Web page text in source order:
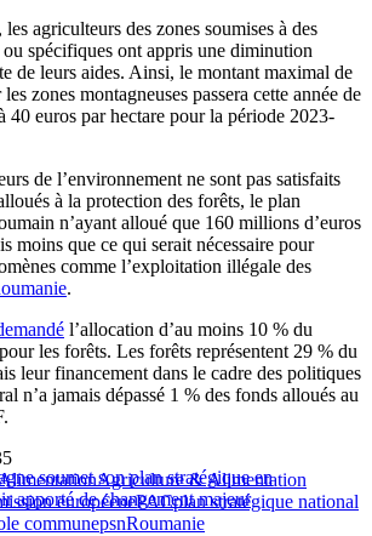
agriculteurs des zones soumises à des
spécifiques ont appris une diminution
de leurs aides. Ainsi, le montant maximal de
zones montagneuses passera cette année de
40 euros par hectare pour la période 2023-
de l’environnement ne sont pas satisfaits
à la protection des forêts, le plan
n’ayant alloué que 160 millions d’euros
moins que ce qui serait nécessaire pour
comme l’exploitation illégale des
.
l’allocation d’au moins 10 % du
les forêts. Les forêts représentent 29 % du
leur financement dans le cadre des politiques
n’a jamais dépassé 1 % des fonds alloués au
soumet son plan stratégique en
apporté de changement majeur
Agriculture & Alimentation
européenePACplan stratégique national
communepsnRoumanie